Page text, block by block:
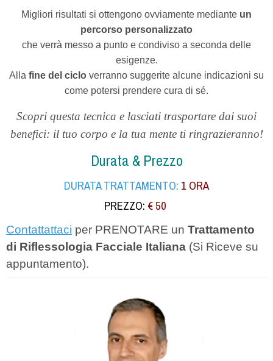
Migliori risultati si ottengono ovviamente mediante un
percorso personalizzato
che verrà messo a punto e condiviso a seconda delle
esigenze.
Alla fine del ciclo verranno suggerite alcune indicazioni su
come potersi prendere cura di sé.
Scopri questa tecnica e lasciati trasportare dai suoi
benefici: il tuo corpo e la tua mente ti ringrazieranno!
Durata & Prezzo
DURATA TRATTAMENTO: 1 ORA
PREZZO: € 50
Contattattaci per PRENOTARE un Trattamento
di Riflessologia Facciale Italiana (Si Riceve su
appuntamento).